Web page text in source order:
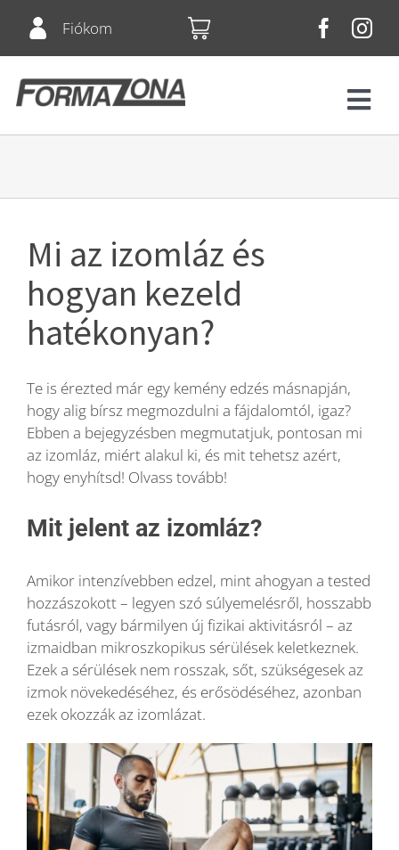
content
Fiókom
Csoportos órák
Squash
Árlista
Blog
Kapcsolat
Karrier
Mi az izomláz és
hogyan kezeld
hatékonyan?
Te is érezted már egy kemény edzés másnapján,
hogy alig bírsz megmozdulni a fájdalomtól, igaz?
Ebben a bejegyzésben megmutatjuk, pontosan mi
az izomláz, miért alakul ki, és mit tehetsz azért,
hogy enyhítsd! Olvass tovább!
Mit jelent az izomláz?
Amikor intenzívebben edzel, mint ahogyan a tested
hozzászokott – legyen szó súlyemelésről, hosszabb
futásról, vagy bármilyen új fizikai aktivitásról – az
izmaidban mikroszkopikus sérülések keletkeznek.
Ezek a sérülések nem rosszak, sőt, szükségesek az
izmok növekedéséhez, és erősödéséhez, azonban
ezek okozzák az izomlázat.